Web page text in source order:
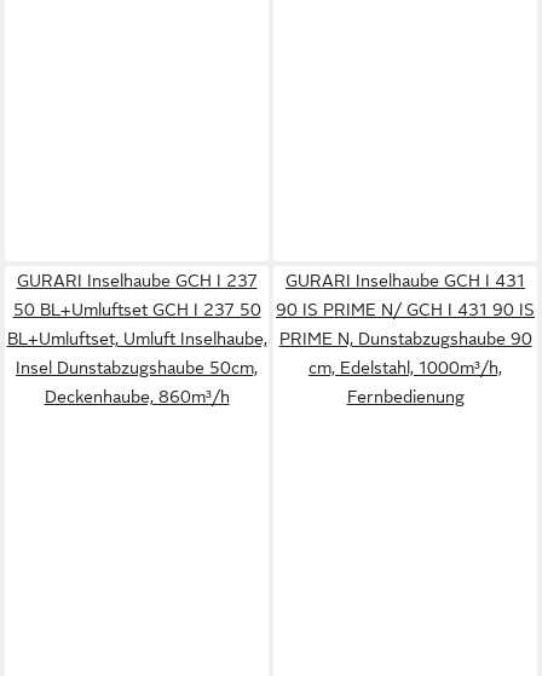
GURARI Inselhaube GCH I 237
50 BL+Umluftset GCH I 237 50
BL+Umluftset, Umluft Inselhaube,
Insel Dunstabzugshaube 50cm,
Deckenhaube, 860m³/h
GURARI Inselhaube GCH I 431
90 IS PRIME N/ GCH I 431 90 IS
PRIME N, Dunstabzugshaube 90
cm, Edelstahl, 1000m³/h,
Fernbedienung